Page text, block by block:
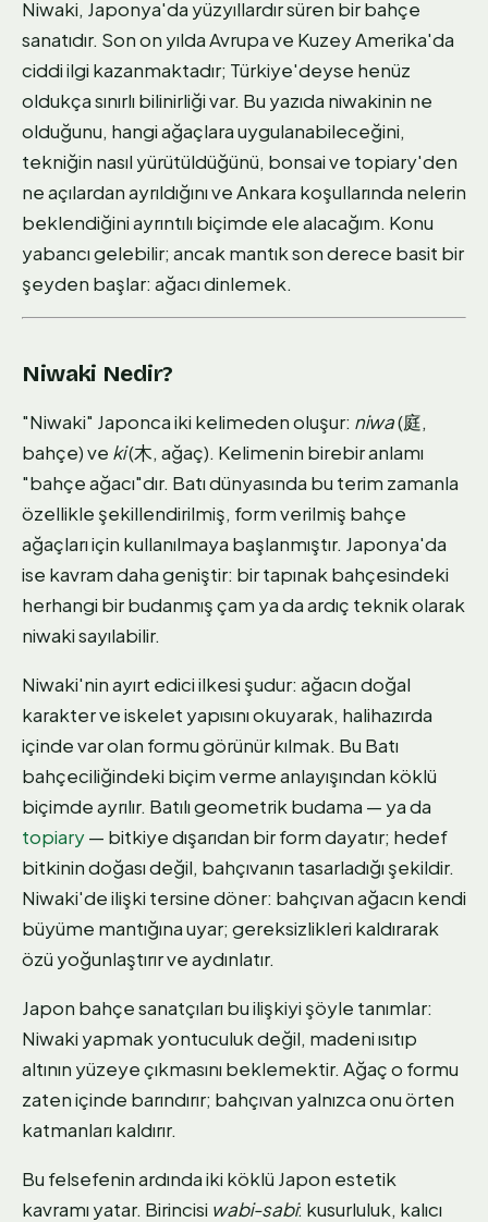
Niwaki, Japonya'da yüzyıllardır süren bir bahçe
sanatıdır. Son on yılda Avrupa ve Kuzey Amerika'da
ciddi ilgi kazanmaktadır; Türkiye'deyse henüz
oldukça sınırlı bilinirliği var. Bu yazıda niwakinin ne
olduğunu, hangi ağaçlara uygulanabileceğini,
tekniğin nasıl yürütüldüğünü, bonsai ve topiary'den
ne açılardan ayrıldığını ve Ankara koşullarında nelerin
beklendiğini ayrıntılı biçimde ele alacağım. Konu
yabancı gelebilir; ancak mantık son derece basit bir
şeyden başlar: ağacı dinlemek.
Niwaki Nedir?
"Niwaki" Japonca iki kelimeden oluşur: niwa(庭,
bahçe) ve ki(木, ağaç). Kelimenin birebir anlamı
"bahçe ağacı"dır. Batı dünyasında bu terim zamanla
özellikle şekillendirilmiş, form verilmiş bahçe
ağaçları için kullanılmaya başlanmıştır. Japonya'da
ise kavram daha geniştir: bir tapınak bahçesindeki
herhangi bir budanmış çam ya da ardıç teknik olarak
niwaki sayılabilir.
Niwaki'nin ayırt edici ilkesi şudur: ağacın doğal
karakter ve iskelet yapısını okuyarak, halihazırda
içinde var olan formu görünür kılmak. Bu Batı
bahçeciliğindeki biçim verme anlayışından köklü
biçimde ayrılır. Batılı geometrik budama — ya da
topiary— bitkiye dışarıdan bir form dayatır; hedef
bitkinin doğası değil, bahçıvanın tasarladığı şekildir.
Niwaki'de ilişki tersine döner: bahçıvan ağacın kendi
büyüme mantığına uyar; gereksizlikleri kaldırarak
özü yoğunlaştırır ve aydınlatır.
Japon bahçe sanatçıları bu ilişkiyi şöyle tanımlar:
Niwaki yapmak yontuculuk değil, madeni ısıtıp
altının yüzeye çıkmasını beklemektir. Ağaç o formu
zaten içinde barındırır; bahçıvan yalnızca onu örten
katmanları kaldırır.
Bu felsefenin ardında iki köklü Japon estetik
kavramı yatar. Birincisi wabi-sabi: kusurluluk, kalıcı